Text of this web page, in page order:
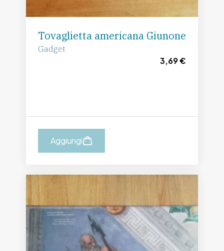
Tovaglietta americana Giunone
Gadget
3,69 €
Aggiungi